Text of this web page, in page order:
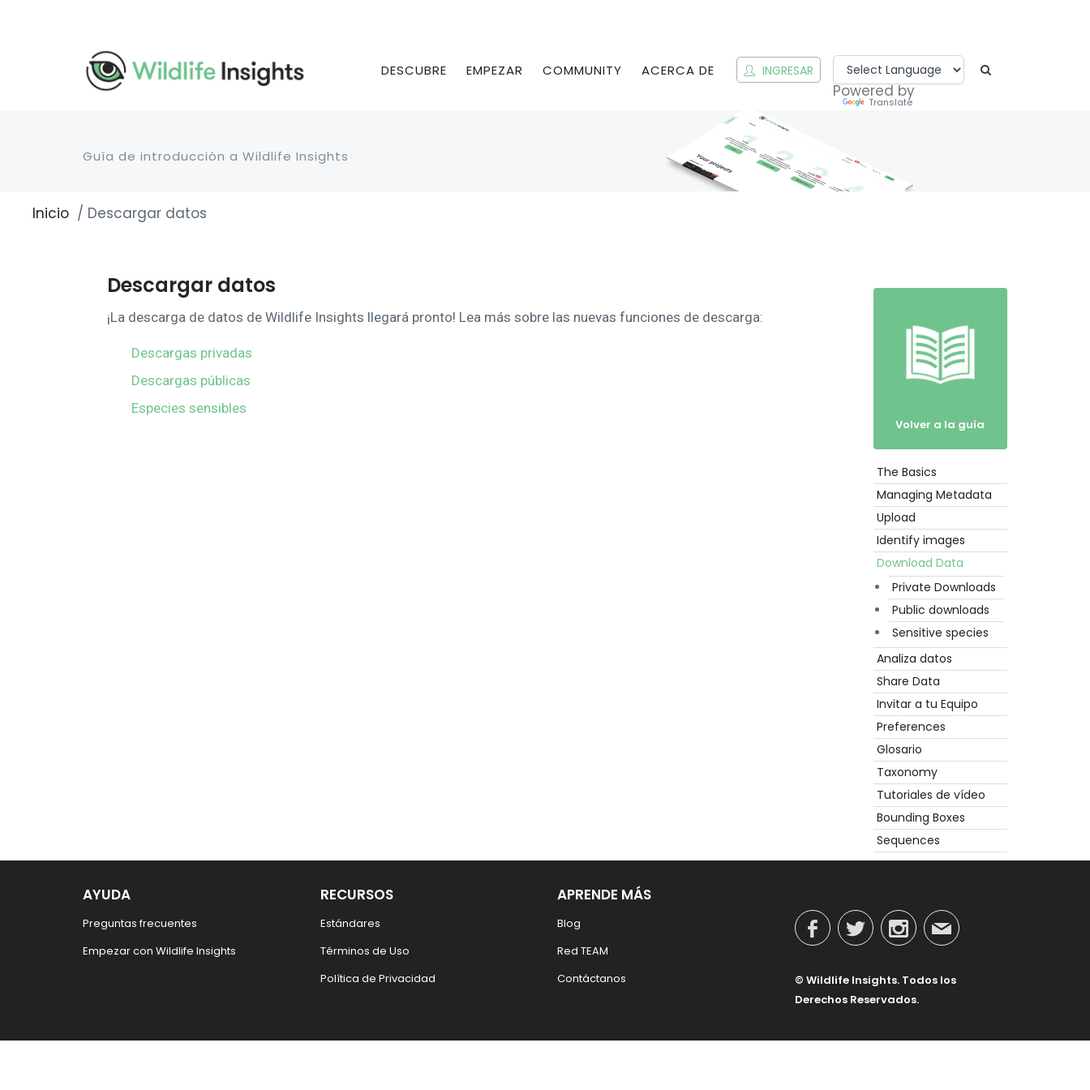
DESCUBRE EMPEZAR COMMUNITY ACERCA DE INGRESAR
Powered by
Translate
Guía de introducción a Wildlife Insights
Sobrescribir
Inicio Descargar datos
Descargar datos
¡La descarga de datos de Wildlife Insights llegará pronto! Lea más sobre las nuevas funciones de descarga:
Descargas privadas
Descargas públicas
Especies sensibles
Volver a la guía
Empezar
The Basics
Managing Metadata
Upload
Identify images
Download Data
Private Downloads
Public downloads
Sensitive species
Analiza datos
Share Data
Invitar a tu Equipo
Preferences
Glosario
Taxonomy
Tutoriales de vídeo
Bounding Boxes
Sequences
AYUDA
Preguntas frecuentes
Empezar con Wildlife Insights
RECURSOS
Estándares
Términos de Uso
Política de Privacidad
APRENDE MÁS
Blog
Red TEAM
Contáctanos
© Wildlife Insights. Todos los
Derechos Reservados.